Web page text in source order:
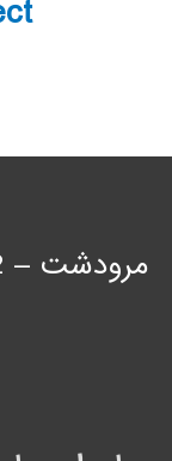
مرودشت – 22 بهمن شمالی